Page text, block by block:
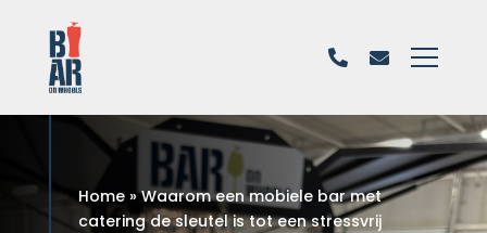
Home»Waarom een ​​mobiele barmet
catering de sleutel is tot een stressvrij